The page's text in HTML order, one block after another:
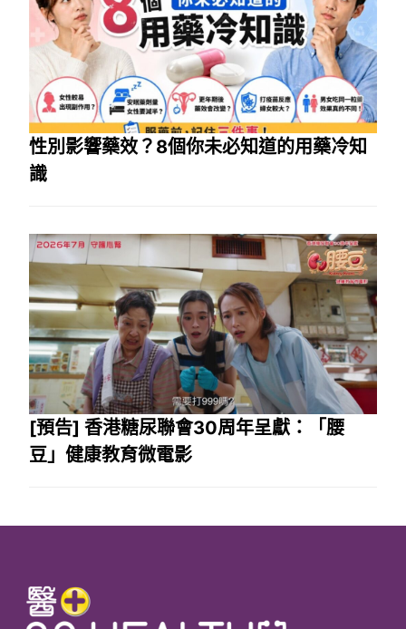
性別影響藥效？8個你未必知道的用藥冷知
識
[預告] 香港糖尿聯會30周年呈獻：「腰
豆」健康教育微電影